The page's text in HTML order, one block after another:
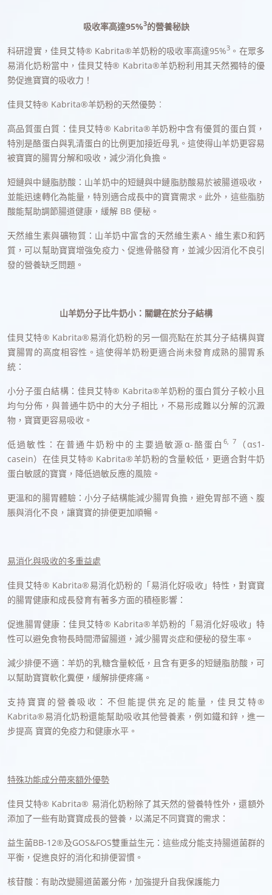
吸收率高達95%3的營養秘訣
科研證實，佳貝艾特® Kabrita®羊奶粉的吸收率高達95%3 。在眾多
易消化奶粉當中，佳貝艾特® Kabrita®羊奶粉利用其天然獨特的優
勢促進寶寶的吸收力！
佳貝艾特® Kabrita®羊奶粉的天然優勢︰
高品質蛋白質：佳貝艾特® Kabrita®羊奶粉中含有優質的蛋白質，
特別是酪蛋白與乳清蛋白的比例更加接近母乳。這使得山羊奶更容易
被寶寶的腸胃分解和吸收，減少消化負擔。
短鏈與中鏈脂肪酸：山羊奶中的短鏈與中鏈脂肪酸易於被腸道吸收，
並能迅速轉化為能量，特別適合成長中的寶寶需求。此外，這些脂肪
酸能幫助調節腸道健康，緩解 BB 便秘。
天然維生素與礦物質：山羊奶中富含的天然維生素A、維生素D和鈣
質，可以幫助寶寶增強免疫力、促進骨骼發育，並減少因消化不良引
發的營養缺乏問題。
山羊奶分子比牛奶小：關鍵在於分子結構
佳貝艾特® Kabrita®易消化奶粉的另一個亮點在於其分子結構與寶
寶腸胃的高度相容性。這使得羊奶粉更適合尚未發育成熟的腸胃系
統：
小分子蛋白結構：佳貝艾特® Kabrita®羊奶粉的蛋白質分子較小且
均勻分佈，與普通牛奶中的大分子相比，不易形成難以分解的沉澱
物，寶寶更容易吸收。
低過敏性：在普通牛奶粉中的主要過敏源α-酪蛋白6, 7（αs1-
casein）在佳貝艾特® Kabrita®羊奶粉的含量較低，更適合對牛奶
蛋白敏感的寶寶，降低過敏反應的風險。
更溫和的腸胃體驗：小分子結構能減少腸胃負擔，避免胃部不適、腹
脹與消化不良，讓寶寶的排便更加順暢。
易消化與吸收的多重益處
佳貝艾特® Kabrita®易消化奶粉的「易消化好吸收」特性，對寶寶
的腸胃健康和成長發育有著多方面的積極影響：
促進腸胃健康：佳貝艾特® Kabrita®羊奶粉的「易消化好吸收」特
性可以避免食物長時間滯留腸道，減少腸胃炎症和便秘的發生率。
減少排便不適：羊奶的乳糖含量較低，且含有更多的短鏈脂肪酸，可
以幫助寶寶軟化糞便，緩解排便疼痛。
支持寶寶的營養吸收：不但能提供充足的能量，佳貝艾特®
Kabrita®易消化奶粉還能幫助吸收其他營養素，例如鐵和鋅，進一
步提高 寶寶的免疫力和健康水平。
特殊功能成分帶來額外優勢
佳貝艾特® Kabrita® 易消化奶粉除了其天然的營養特性外，還額外
添加了一些有助寶寶成長的營養，以滿足不同寶寶的需求：
益生菌BB-12®及GOS&FOS雙重益生元：這些成分能支持腸道菌群的
平衡，促進良好的消化和排便習慣。
核苷酸：有助改變腸道菌叢分佈，加強提升自我保護能力